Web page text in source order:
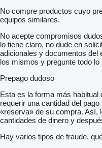
No compre productos cuyo
equipos similares.
No acepte compromisos
lo tiene claro, no dude en
adicionales y documentos del
los mismos y pregunte todo lo
Prepago dudoso
Esta es la forma más habitual
requerir una cantidad del
«reserva» de su compra. Así,
cantidades de dinero y
Hay varios tipos de fraude,